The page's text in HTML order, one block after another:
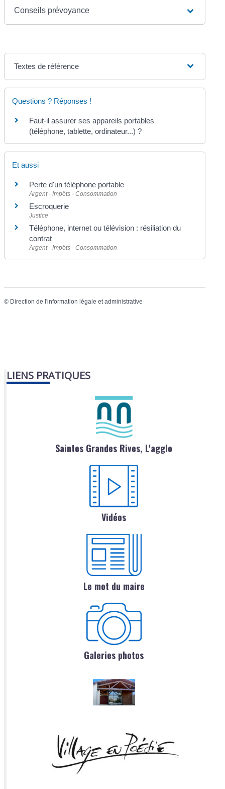
Conseils prévoyance
Textes de référence
Questions ? Réponses !
Faut-il assurer ses appareils portables
(téléphone, tablette, ordinateur...) ?
Et aussi
Perte d'un téléphone portable
Argent - Impôts - Consommation
Escroquerie
Justice
Téléphone, internet ou télévision : résiliation du
contrat
Argent - Impôts - Consommation
© Direction de l'information légale et administrative
LIENS PRATIQUES
Saintes Grandes Rives, L'agglo
Vidéos
Le mot du maire
Galeries photos